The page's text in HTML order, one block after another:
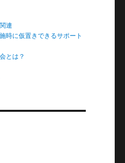
連
時に仮置きできるサポート
とは？